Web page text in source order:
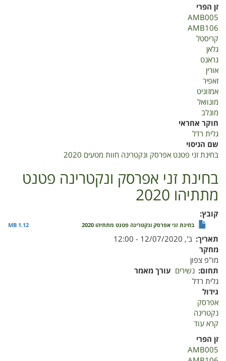
זני
פטנט
אפרסק
זן הפרי
AMB005
AMB106
קריסטל
גלאן
גראנט
אורין
זאפיר
אמזוניט
מונוואל
מונלב
חוקר אחראי
גלית רדל
שם הניסוי
בחינת זני פטנט אפרסק ונקטרינה חוות מטעים 2020
בחינת זני אפרסק ונקטרינה פטנט
מתתיהו 2020
קובץ
בחינת זני אפרסק ונקטרינה פטנט מתתיהו 2020 1.12 MB
תאריך ב', 12/07/2020 - 12:00
מחקר
מו"פ צפון
תחום נשירים עורך מאמר
גלית רדל
גידול
אפרסק
נקטרינה
קרא עוד
זני
אפרסק
זן הפרי
AMB005